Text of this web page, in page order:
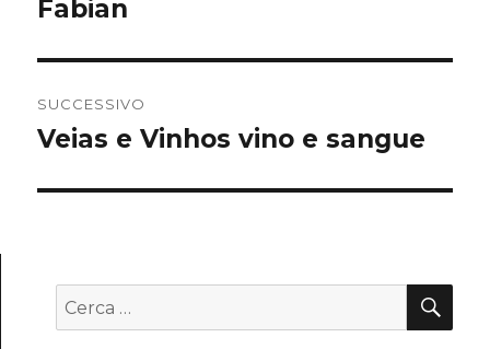
Articolo
Fabian
SUCCESSIVO
Articolo
Veias e Vinhos vino e sangue
Cerca: